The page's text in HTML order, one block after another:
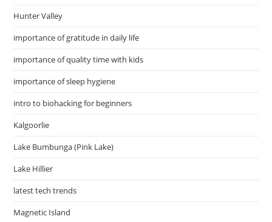
Hunter Valley
importance of gratitude in daily life
importance of quality time with kids
importance of sleep hygiene
intro to biohacking for beginners
Kalgoorlie
Lake Bumbunga (Pink Lake)
Lake Hillier
latest tech trends
Magnetic Island